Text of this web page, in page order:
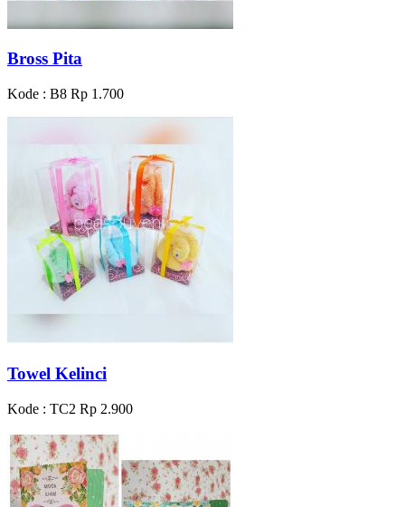
Bross Pita
Kode : B8 Rp 1.700
Towel Kelinci
Kode : TC2 Rp 2.900